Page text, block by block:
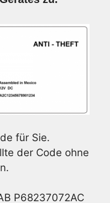
für Sie.
der Code ohne
P68237072AC